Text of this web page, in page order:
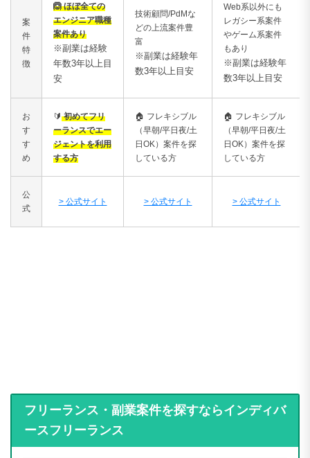
案
件
特
徴
🙆 ほぼ全ての
エンジニア職種
案件あり
※副業は経験
年数3年以上目
安
技術顧問/PdMな
どの上流案件豊
富
※副業は経験年
数3年以上目安
Web系以外にも
レガシー系案件
やゲーム系案件
もあり
※副業は経験年
数3年以上目安
お
す
す
め
🔰初めてフリ
ーランスでエー
ジェントを利用
する方
🏠 フレキシブル
（早朝/平日夜/土
日OK）案件を探
している方
🏠 フレキシブル
（早朝/平日夜/土
日OK）案件を探
している方
公
式
> 公式サイト > 公式サイト > 公式サイト
フリーランス・副業案件を探すならインディバ
ースフリーランス